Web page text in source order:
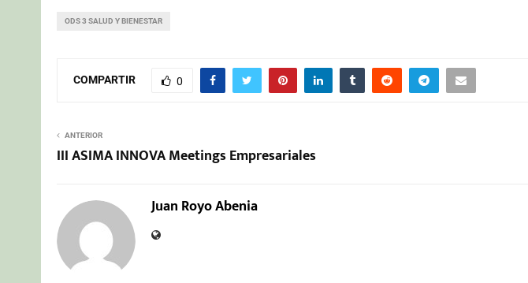
ODS 3 SALUD Y BIENESTAR
COMPARTIR 0
ANTERIOR
III ASIMA INNOVA Meetings Empresariales
Juan Royo Abenia